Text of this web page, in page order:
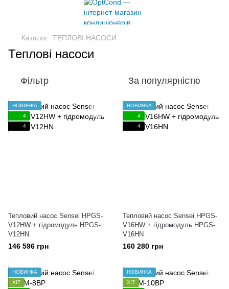
Каталог ТЕПЛОВІ НАСОСИ
Теплові насоси
Фільтр За популярністю
НОВИНКА
4
4
Тепловий насос Sensei HPGS-
V12HW + гідромодуль HPGS-
V12HN
146 596 грн
НОВИНКА
4
4
Тепловий насос Sensei HPGS-
V16HW + гідромодуль HPGS-
V16HN
160 280 грн
НОВИНКА
ХІТ
НОВИНКА
ХІТ